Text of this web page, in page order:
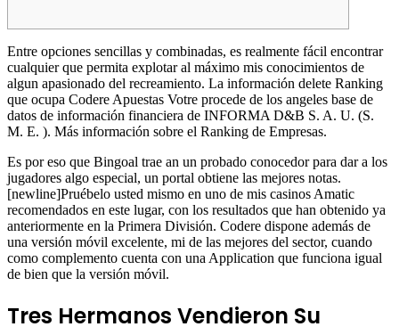
Entre opciones sencillas y combinadas, es realmente fácil encontrar
cualquier que permita explotar al máximo mis conocimientos de
algun apasionado del recreamiento. La información delete Ranking
que ocupa Codere Apuestas Votre procede de los angeles base de
datos de información financiera de INFORMA D&B S. A. U. (S.
M. E. ). Más información sobre el Ranking de Empresas.
Es por eso que Bingoal trae an un probado conocedor para dar a los
jugadores algo especial, un portal obtiene las mejores notas.
[newline]Pruébelo usted mismo en uno de mis casinos Amatic
recomendados en este lugar, con los resultados que han obtenido ya
anteriormente en la Primera División. Codere dispone además de
una versión móvil excelente, mi de las mejores del sector, cuando
como complemento cuenta con una Application que funciona igual
de bien que la versión móvil.
Tres Hermanos Vendieron Su